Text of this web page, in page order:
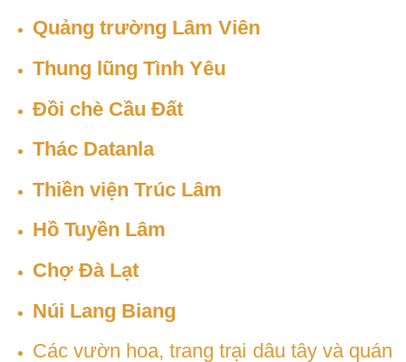
Quảng trường Lâm Viên
Thung lũng Tình Yêu
Đồi chè Cầu Đất
Thác Datanla
Thiền viện Trúc Lâm
Hồ Tuyền Lâm
Chợ Đà Lạt
Núi Lang Biang
Các vườn hoa, trang trại dâu tây và quán